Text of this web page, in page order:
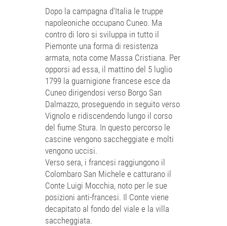
Dopo la campagna d'Italia le truppe
napoleoniche occupano Cuneo. Ma
contro di loro si sviluppa in tutto il
Piemonte una forma di resistenza
armata, nota come Massa Cristiana. Per
opporsi ad essa, il mattino del 5 luglio
1799 la guarnigione francese esce da
Cuneo dirigendosi verso Borgo San
Dalmazzo, proseguendo in seguito verso
Vignolo e ridiscendendo lungo il corso
del fiume Stura. In questo percorso le
cascine vengono saccheggiate e molti
vengono uccisi.
Verso sera, i francesi raggiungono il
Colombaro San Michele e catturano il
Conte Luigi Mocchia, noto per le sue
posizioni anti-francesi. Il Conte viene
decapitato al fondo del viale e la villa
saccheggiata.